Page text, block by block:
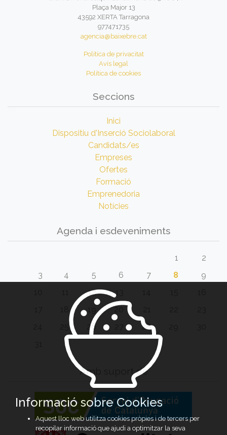
Plaça Major 13
43592 XERTA Tarragona
977471735
agencia@baixebre.cat
Política de privacitat
Avís legal
Política de cookies
Seccions
Inici
Dispositiu d'Inserció Sociolaboral
Candidats/es
Empreses
Ofertes
Formació
Emprenedoria
Notícies
Agenda i esdeveniments
1
2
3
4 5 6 7 8
9
12 13
20
26 28
Amb suport de
Informació sobre Cookies
Aquest lloc web utilitza cookies pròpies i de tercers per
recopilar informació que ajudi a optimitzar la seva